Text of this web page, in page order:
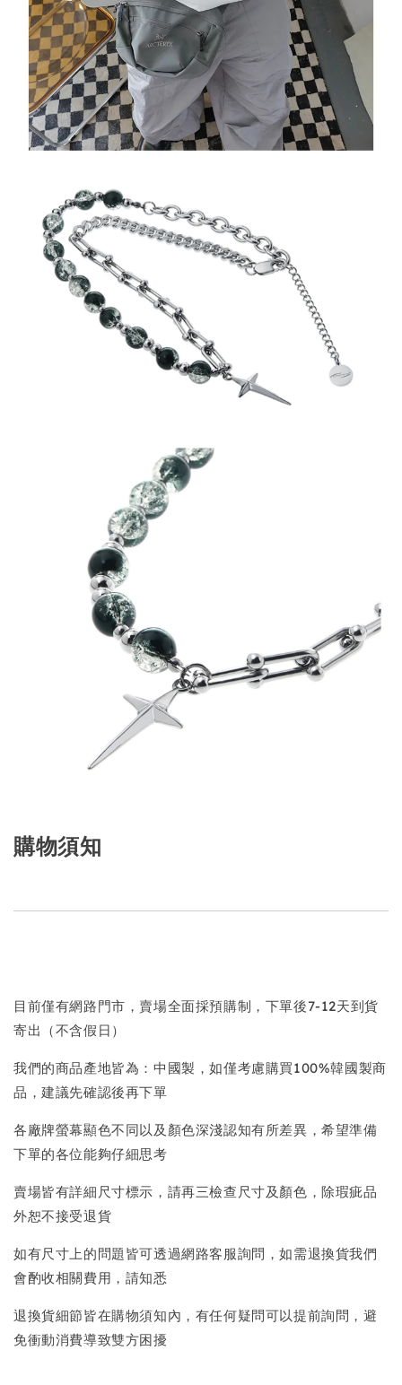
購物須知
目前僅有網路門市，賣場全面採預購制，下單後7-12天到貨
寄出（不含假日）
我們的商品產地皆為：中國製，如僅考慮購買100%韓國製商
品，建議先確認後再下單
各廠牌螢幕顯色不同以及顏色深淺認知有所差異，希望準備
下單的各位能夠仔細思考
賣場皆有詳細尺寸標示，請再三檢查尺寸及顏色，除瑕疵品
外恕不接受退貨
如有尺寸上的問題皆可透過網路客服詢問，如需退換貨我們
會酌收相關費用，請知悉
退換貨細節皆在購物須知內，有任何疑問可以提前詢問，避
免衝動消費導致雙方困擾